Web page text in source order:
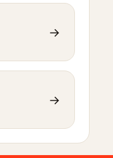
→
→